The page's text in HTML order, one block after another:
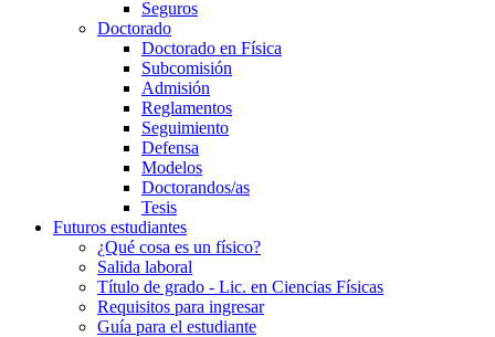
Seguros
Doctorado
Doctorado en Física
Subcomisión
Admisión
Reglamentos
Seguimiento
Defensa
Modelos
Doctorandos/as
Tesis
Futuros estudiantes
¿Qué cosa es un físico?
Salida laboral
Título de grado - Lic. en Ciencias Físicas
Requisitos para ingresar
Guía para el estudiante